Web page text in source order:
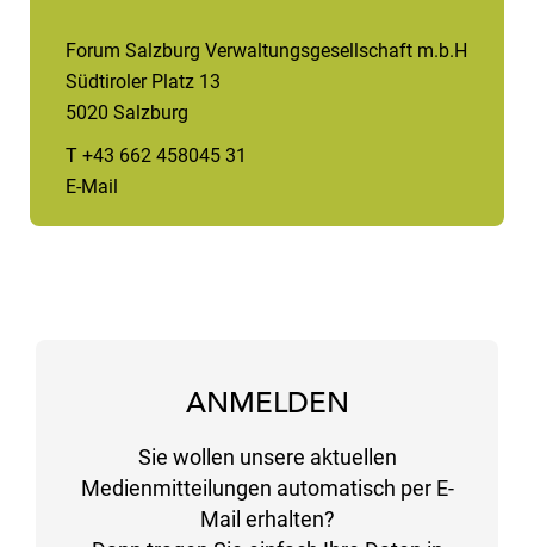
Forum Salzburg Verwaltungsgesellschaft m.b.H
Südtiroler Platz 13
5020 Salzburg
T +43 662 458045 31
E-Mail
ANMELDEN
Sie wollen unsere aktuellen
Medienmitteilungen automatisch per E-
Mail erhalten?